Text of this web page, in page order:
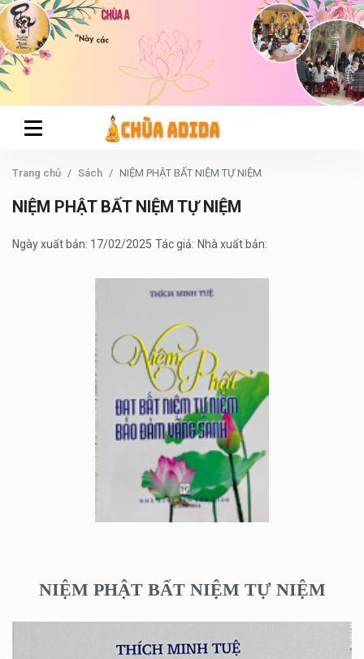
Trang chủ Sách NIỆM PHẬT BẤT NIỆM TỰ NIỆM
NIỆM PHẬT BẤT NIỆM TỰ NIỆM
Ngày xuất bản: 17/02/2025 Tác giả: Nhà xuất bản:
NIỆM PHẬT BẤT NIỆM TỰ NIỆM